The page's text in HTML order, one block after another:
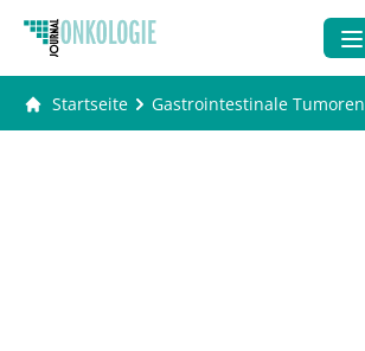
Startseite Gastrointestinale Tumoren